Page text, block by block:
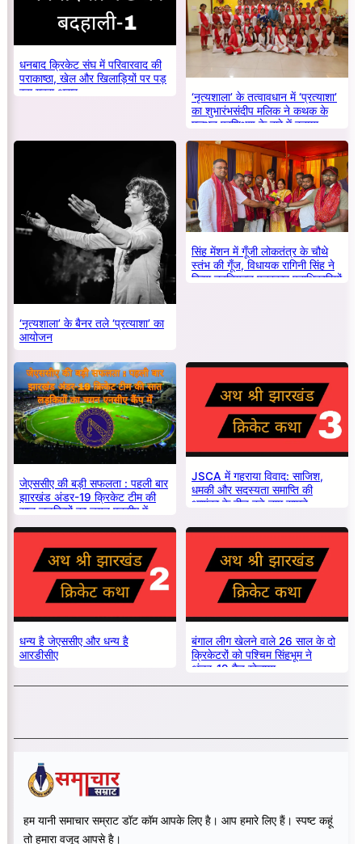
धनबाद क्रिकेट संघ में परिवारवाद की
पराकाष्ठा, खेल और खिलाड़ियों पर पड़
रहा गहरा असर
‘नृत्यशाला’ के तत्वावधान में ‘प्रत्याशा’
का शुभारंभसंदीप मलिक ने कथक के
मूलभूत प्रशिक्षण के बारे में बताया
‘नृत्यशाला’ के बैनर तले ‘प्रत्याशा’ का
आयोजन
सिंह मेंशन में गूँजी लोकतंत्र के चौथे
स्तंभ की गूँज, विधायक रागिनी सिंह ने
किया नवनियुक्त पत्रकार पदाधिकारियों
जेएससीए की बड़ी सफलता : पहली बार
झारखंड अंडर-19 क्रिकेट टीम की
सात लड़कियों का चयन एनसीए में
JSCA में गहराया विवाद: साजिश,
धमकी और सदस्यता समाप्ति की
आशंका के बीच बड़े नाम सामने
धन्य है जेएससीए और धन्य है
आरडीसीए
बंगाल लीग खेलने वाले 26 साल के दो
क्रिकेटरों को पश्चिम सिंहभूम ने
अंडर-19 मैच खेलाया
हम यानी समाचार सम्राट डॉट कॉम आपके लिए है। आप हमारे लिए हैं। स्पष्ट कहूं
तो हमारा वजूद आपसे है।